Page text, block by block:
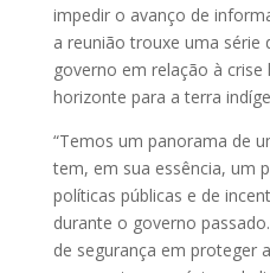
impedir o avanço de
a reunião trouxe uma série
governo em relação à
horizonte para a terra
“Temos um panorama de
tem, em sua essência, um
políticas públicas e de
durante o governo
de segurança em proteger